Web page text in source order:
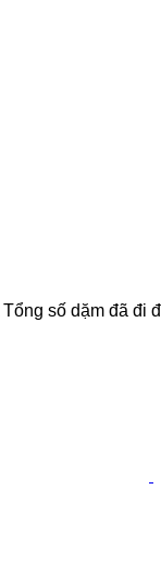
Tổng số dặm đã đi